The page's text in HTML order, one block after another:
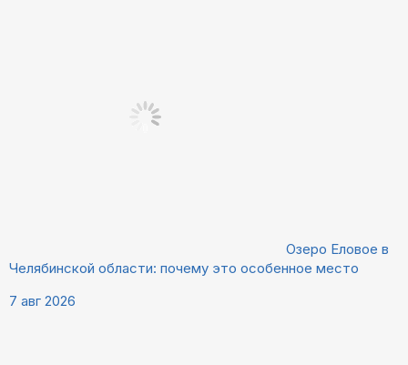
Озеро Еловое в
Челябинской области: почему это особенное место
7 авг 2026